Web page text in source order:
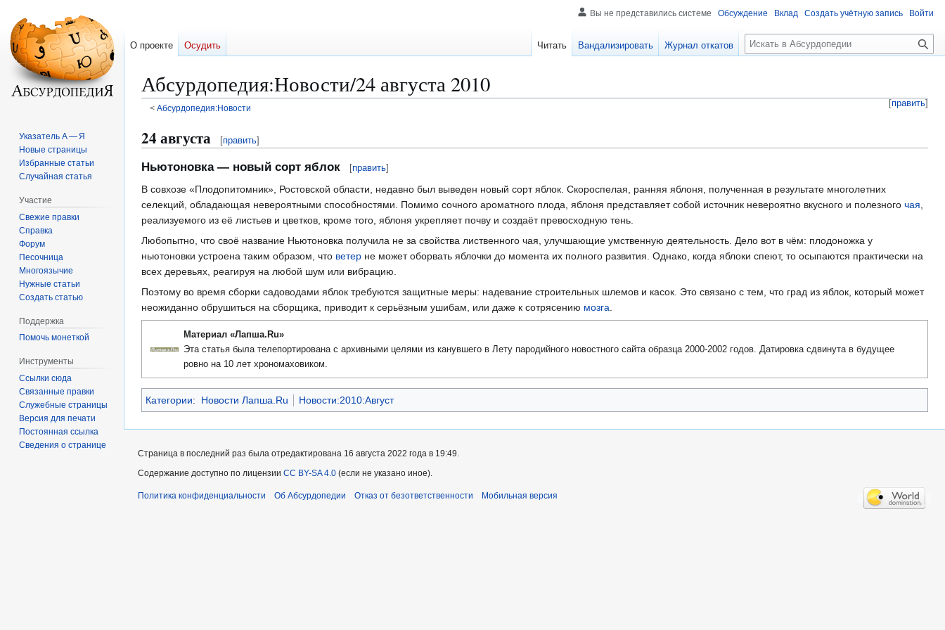
Абсурдопедия:Новости/24 августа 2010
[править]
< Абсурдопедия:Новости
Перейти
к
навигации
Перейти
к
поиску
24 августа [править]
Ньютоновка — новый сорт яблок [править]
В совхозе «Плодопитомник», Ростовской области, недавно был выведен новый сорт яблок. Скороспелая, ранняя яблоня, полученная в результате многолетних
селекций, обладающая невероятными способностями. Помимо сочного ароматного плода, яблоня представляет собой источник невероятно вкусного и полезного чая
реализуемого из еë листьев и цветков, кроме того, яблоня укрепляет почву и создаëт превосходную тень.
Любопытно, что своë название Ньютоновка получила не за свойства лиственного чая, улучшающие умственную деятельность. Дело вот в чëм: плодоножка у
ньютоновки устроена таким образом, что ветер не может оборвать яблочки до момента их полного развития. Однако, когда яблоки спеют, то осыпаются практически на
всех деревьях, реагируя на любой шум или вибрацию.
Поэтому во время сборки садоводами яблок требуются защитные меры: надевание строительных шлемов и касок. Это связано с тем, что град из яблок, который может
неожиданно обрушиться на сборщика, приводит к серьëзным ушибам, или даже к сотрясению мозга
Материал «Лапша.Ru»
Эта статья была телепортирована с архивными целями из канувшего в Лету пародийного новостного сайта образца 2000-2002 годов. Датировка сдвинута в будущее
ровно на 10 лет хрономаховиком.
Категории: Новости Лапша.Ru Новости:2010:Август
Вы не представились системе Обсуждение Вклад Создать учётную запись Войти
О проекте Осудить Читать Вандализировать Журнал откатов
П
о
к
Указатель А — Я
Новые страницы
Избранные статьи
Случайная статья
Участие
Свежие правки
Справка
Форум
Песочница
Многоязычие
Нужные статьи
Создать статью
Поддержка
Помочь монеткой
Инструменты
Ссылки сюда
Связанные правки
Служебные страницы
Версия для печати
Постоянная ссылка
Сведения о странице
Страница в последний раз была отредактирована 16 августа 2022 года в 19:49.
Содержание доступно по лицензии CC BY-SA 4.0 (если не указано иное).
Политика конфиденциальности Об Абсурдопедии Отказ от безответственности Мобильная версия